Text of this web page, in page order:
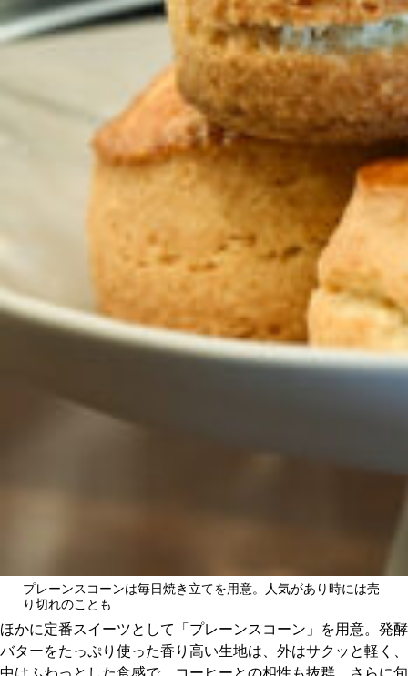
プレーンスコーンは毎日焼き立てを用意。人気があり時には売
り切れのことも
ほかに定番スイーツとして「プレーンスコーン」を用意。発酵
バターをたっぷり使った香り高い生地は、外はサクッと軽く、